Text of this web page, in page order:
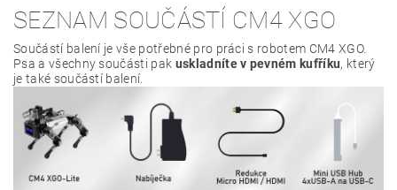
SEZNAM SOUČÁSTÍ CM4 XGO
Součástí balení je vše potřebné pro práci s robotem CM4 XGO.
Psa a všechny součásti pak uskladníte v pevném kufříku, který
je také součástí balení.